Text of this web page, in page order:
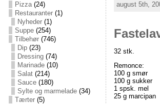
Pizza(24)
Restauranter(1)
Nyheder(1)
Suppe(254)
Tilbehør(746)
Dip(23)
Dressing(74)
Marinade(10)
Salat(214)
Sauce(180)
Sylte og marmelade(34)
Tærter(5)
august 5th,
32 stk.
Remonce:
100 g smør
100 g sukker
1 spsk. mel
25 g marcipan